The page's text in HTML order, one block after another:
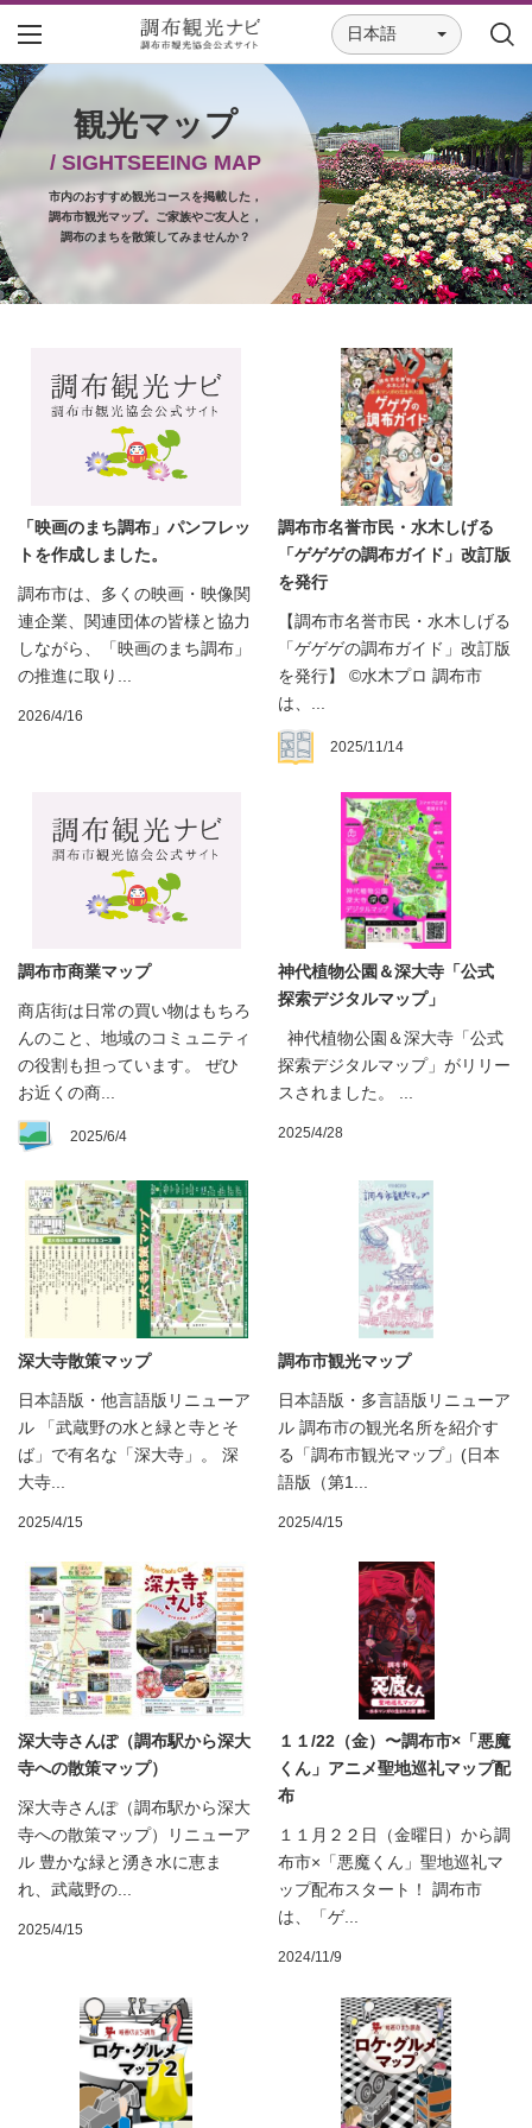
日本語
観光マップ
/ SIGHTSEEING MAP
市内のおすすめ観光コースを掲載した，
調布市観光マップ。ご家族やご友人と，
調布のまちを散策してみませんか？
「映画のまち調布」パンフレッ
トを作成しました。
調布市は、多くの映画・映像関
連企業、関連団体の皆様と協力
しながら、「映画のまち調布」
の推進に取り...
2026/4/16
調布市名誉市民・水木しげる
「ゲゲゲの調布ガイド」改訂版
を発行
【調布市名誉市民・水木しげる
「ゲゲゲの調布ガイド」改訂版
を発行】 ©水木プロ 調布市
は、...
2025/11/14
調布市商業マップ
商店街は日常の買い物はもちろ
んのこと、地域のコミュニティ
の役割も担っています。 ぜひ
お近くの商...
2025/6/4
神代植物公園＆深大寺「公式
探索デジタルマップ」
神代植物公園＆深大寺「公式
探索デジタルマップ」がリリー
スされました。 ...
2025/4/28
深大寺散策マップ
日本語版・他言語版リニューア
ル 「武蔵野の水と緑と寺とそ
ば」で有名な「深大寺」。 深
大寺...
2025/4/15
調布市観光マップ
日本語版・多言語版リニューア
ル 調布市の観光名所を紹介す
る「調布市観光マップ」(日本
語版（第1...
2025/4/15
深大寺さんぽ（調布駅から深大
寺への散策マップ）
深大寺さんぽ（調布駅から深大
寺への散策マップ）リニューア
ル 豊かな緑と湧き水に恵ま
れ、武蔵野の...
2025/4/15
１１/22（金）〜調布市×「悪魔
くん」アニメ聖地巡礼マップ配
布
１１月２２日（金曜日）から調
布市×「悪魔くん」聖地巡礼マ
ップ配布スタート！ 調布市
は、「ゲ...
2024/11/9